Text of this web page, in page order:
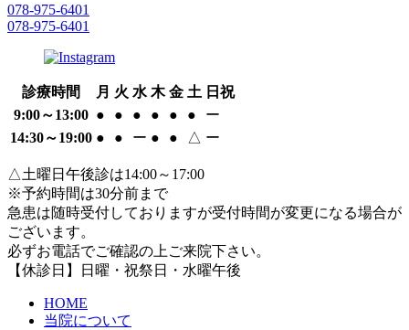
078-975-6401
078-975-6401
診療時間 月 火 水 木 金 土 日祝
9:00～13:00 ● ● ● ● ● ●
ー
14:30～19:00 ● ● ー ● ● △ ー
△土曜日午後診は14:00～17:00
※予約時間は30分前まで
急患は随時受付しておりますが受付時間が変更になる場合が
ございます。
必ずお電話でご確認の上ご来院下さい。
【休診日】日曜・祝祭日・水曜午後
HOME
当院について